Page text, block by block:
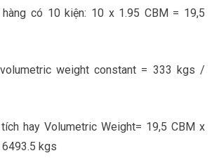
có 10 kiện: 10 x 1.95 CBM = 19,5
weight constant = 333 kgs /
hay Volumetric Weight= 19,5 CBM x
kgs